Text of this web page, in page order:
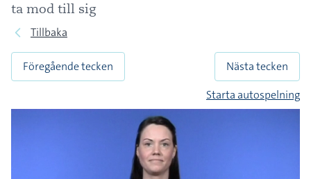
ta mod till sig
Tillbaka
Föregående tecken
Nästa tecken
Starta autospelning